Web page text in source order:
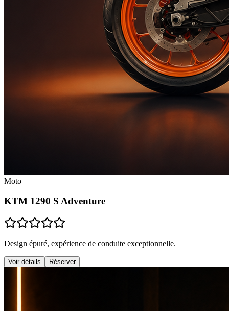
Moto
KTM 1290 S Adventure
Design épuré, expérience de conduite exceptionnelle.
Voir détails Réserver